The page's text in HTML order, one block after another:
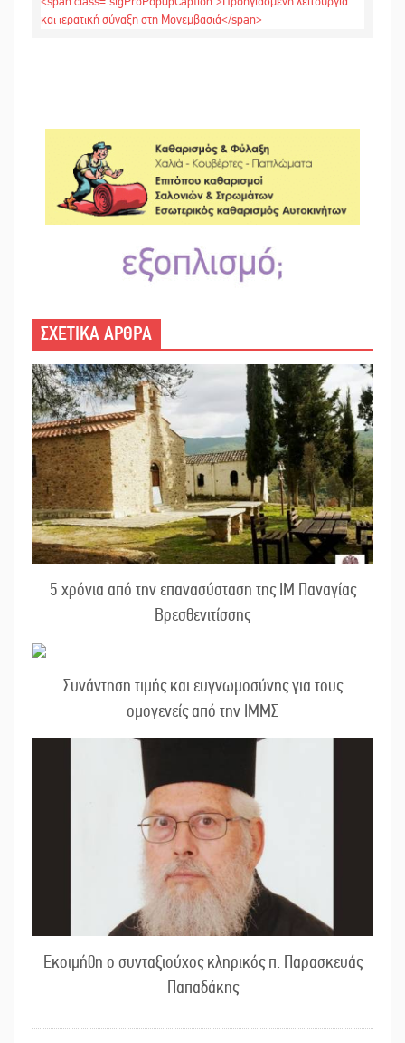
ΣΧΕΤΙΚΑ ΑΡΘΡΑ
5 χρόνια από την επανασύσταση της ΙΜ Παναγίας
Βρεσθενιτίσσης
Συνάντηση τιμής και ευγνωμοσύνης για τους
ομογενείς από την ΙΜΜΣ
Εκοιμήθη ο συνταξιούχος κληρικός π. Παρασκευάς
Παπαδάκης